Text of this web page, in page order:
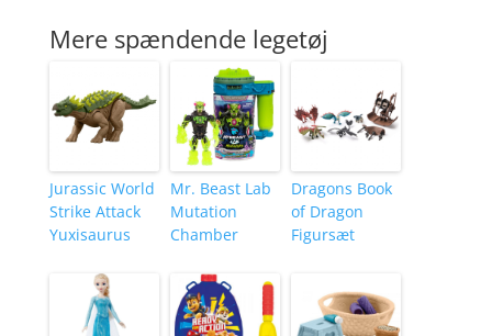
Mere spændende legetøj
Jurassic World
Strike Attack
Yuxisaurus
Mr. Beast Lab
Mutation
Chamber
Dragons Book
of Dragon
Figursæt